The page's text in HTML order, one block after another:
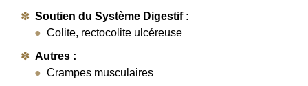
Soutien du Système Digestif :
Colite, rectocolite ulcéreuse
Autres :
Crampes musculaires